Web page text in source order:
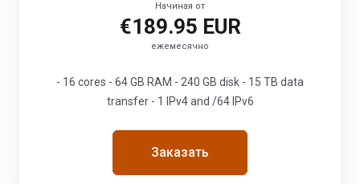
Начиная от
€189.95 EUR
ежемесячно
- 16 cores - 64 GB RAM - 240 GB disk - 15 TB data
transfer - 1 IPv4 and /64 IPv6
Заказать